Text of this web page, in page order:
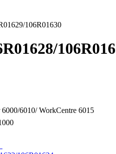
6010/ WorkCentre 6015